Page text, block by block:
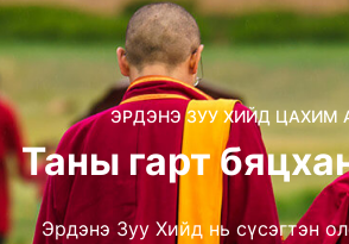
ЭРДЭНЭ ЗУУ ХИЙД ЦАХИМ
Таны гарт
Эрдэнэ Зуу Хийд нь сүсэгтэн